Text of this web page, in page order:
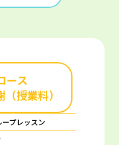
ース
授業料）
プレッスン